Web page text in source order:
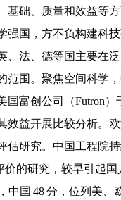
基础、质量和效益等
强国，方不负构建科
法、德等国主要在
范围。聚焦空间科学
富创公司（Futron
益开展比较分析。
估研究。中国工程院
价的研究，较早引
中国 48 分，位列美